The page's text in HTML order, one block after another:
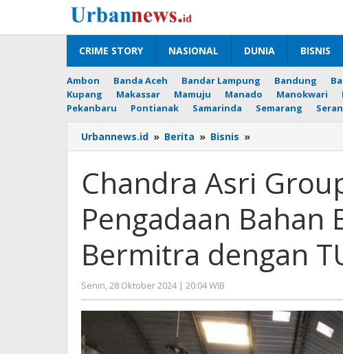
konten
CRIME STORY NASIONAL DUNIA BISNIS
Ambon Banda Aceh Bandar Lampung Bandung
Kupang
Makassar Mamuju Manado Manokwari
Pekanbaru
Pontianak Samarinda Semarang
Urbannews.id » Berita » Bisnis »
Asri
Investasi
Pengadaan
Bahan
Baku
dan
Bermitra
Chandra Asri
Pengadaan Bahan
Bermitra dengan
Senin, 28 Oktober 2024 | 20:04 WIB
Hengki
Seprihadi